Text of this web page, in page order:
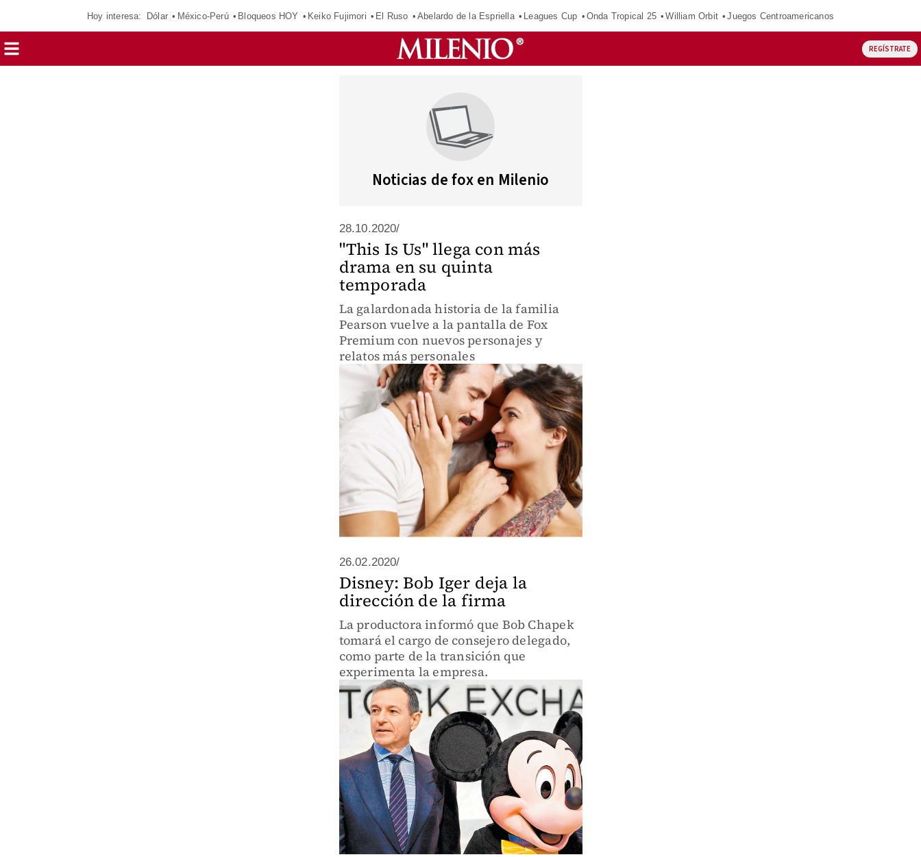
Hoy interesa: Dólar México-Perú Bloqueos HOY Keiko Fujimori El Ruso Abelardo de la Espriella Leagues Cup Onda Tropical 25 William Orbit Juegos Centroamericanos
REGÍSTRATE
Noticias de fox en Milenio
28.10.2020/
"This Is Us" llega con más
drama en su quinta
temporada
La galardonada historia de la familia
Pearson vuelve a la pantalla de Fox
Premium con nuevos personajes y
relatos más personales
26.02.2020/
Disney: Bob Iger deja la
dirección de la firma
La productora informó que Bob Chapek
tomará el cargo de consejero delegado,
como parte de la transición que
experimenta la empresa.